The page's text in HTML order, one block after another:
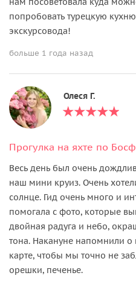
попробовать турецкую
экскурсовода!
больше 1 года назад
Олеся Г.
Весь день был очень
наш мини круиз. Очень
солнце. Гид очень много и
помогала с фото, которые
двойная радуга и небо,
тона. Накануне напомнили о
карте, чтобы мы точно не
орешки, печенье.